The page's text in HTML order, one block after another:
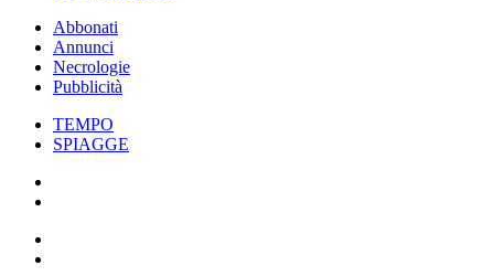
Abbonati
Annunci
Necrologie
Pubblicità
TEMPO
SPIAGGE